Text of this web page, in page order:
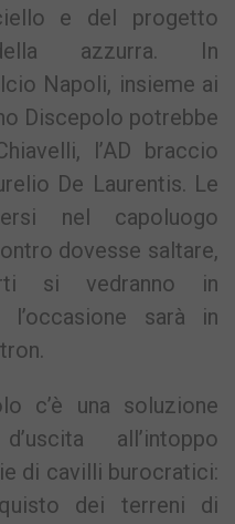
e del progetto
azzurra. In
Napoli, insieme ai
Discepolo potrebbe
l’AD braccio
De Laurentis. Le
nel capoluogo
dovesse saltare,
si vedranno in
sarà in
c’è una soluzione
all’intoppo
di cavilli burocratici:
dei terreni di